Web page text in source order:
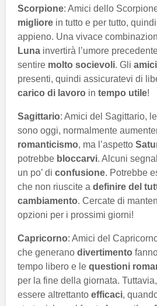
Scorpione: Amici dello
migliore in tutto e per tutto,
appieno. Una vivace
Luna invertirà l’umore
sentire molto socievoli. Gli amici
presenti, quindi assicuratevi di
carico di lavoro in tempo utile!
Sagittario: Amici del Sagittario,
sono oggi, normalmente
romanticismo, ma l’aspetto
potrebbe bloccarvi. Alcuni
un po’ di confusione. Potrebbe
che non riuscite a definire del
cambiamento. Cercate di
opzioni per i prossimi giorni!
Capricorno: Amici del
che generano divertimento
tempo libero e le questioni
per la fine della giornata.
essere altrettanto efficaci,